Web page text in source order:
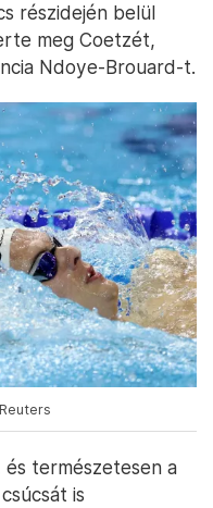
részidején belül
meg Coetzét,
Ndoye-Brouard-t.
és természetesen a
is